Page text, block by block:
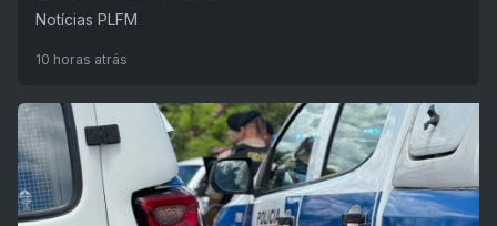
Notícias PLFM
10 horas atrás